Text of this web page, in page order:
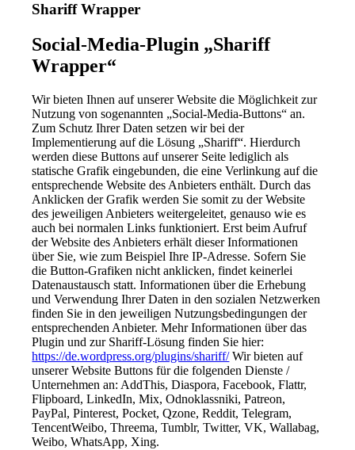
Shariff Wrapper
Social-Media-Plugin „Shariff
Wrapper“
Wir bieten Ihnen auf unserer Website die Möglichkeit zur
Nutzung von sogenannten „Social-Media-Buttons“ an.
Zum Schutz Ihrer Daten setzen wir bei der
Implementierung auf die Lösung „Shariff“. Hierdurch
werden diese Buttons auf unserer Seite lediglich als
statische Grafik eingebunden, die eine Verlinkung auf die
entsprechende Website des Anbieters enthält. Durch das
Anklicken der Grafik werden Sie somit zu der Website
des jeweiligen Anbieters weitergeleitet, genauso wie es
auch bei normalen Links funktioniert. Erst beim Aufruf
der Website des Anbieters erhält dieser Informationen
über Sie, wie zum Beispiel Ihre IP-Adresse. Sofern Sie
die Button-Grafiken nicht anklicken, findet keinerlei
Datenaustausch statt. Informationen über die Erhebung
und Verwendung Ihrer Daten in den sozialen Netzwerken
finden Sie in den jeweiligen Nutzungsbedingungen der
entsprechenden Anbieter. Mehr Informationen über das
Plugin und zur Shariff-Lösung finden Sie hier:
https://de.wordpress.org/plugins/shariff/Wir bieten auf
unserer Website Buttons für die folgenden Dienste /
Unternehmen an: AddThis, Diaspora, Facebook, Flattr,
Flipboard, LinkedIn, Mix, Odnoklassniki, Patreon,
PayPal, Pinterest, Pocket, Qzone, Reddit, Telegram,
TencentWeibo, Threema, Tumblr, Twitter, VK, Wallabag,
Weibo, WhatsApp, Xing.